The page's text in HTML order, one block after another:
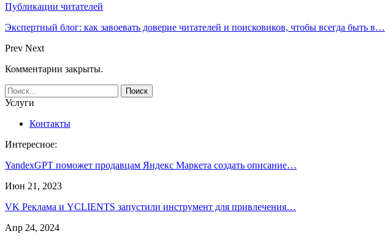
Публикации читателей
Экспертный блог: как завоевать доверие читателей и поисковиков, чтобы всегда быть в…
Prev Next
Комментарии закрыты.
Услуги
Контакты
Интересное:
YandexGPT поможет продавцам Яндекс Маркета создать описание…
Июн 21, 2023
VK Реклама и YCLIENTS запустили инструмент для привлечения…
Апр 24, 2024